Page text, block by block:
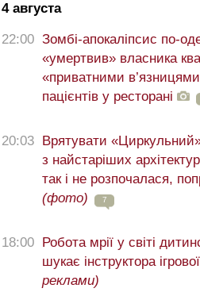
4 августа
22:00 Зомбі-апокаліпсис по-
«умертвив» власника
«приватними
пацієнтів у ресторані
20:03
Врятувати
з найстаріших
так і не розпочалася,
(фото)
7
18:00
Робота мрії у світі
шукає інструктора
реклами)